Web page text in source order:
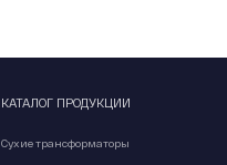
КАТАЛОГ ПРОДУКЦИИ
Сухие трансформаторы